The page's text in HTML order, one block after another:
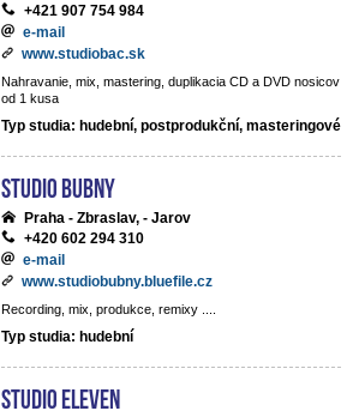
+421 907 754 984
e-mail
www.studiobac.sk
Nahravanie, mix, mastering, duplikacia CD a DVD nosicov
od 1 kusa
Typ studia: hudební, postprodukční, masteringové
Studio BUBNY
Praha - Zbraslav, - Jarov
+420 602 294 310
e-mail
www.studiobubny.bluefile.cz
Recording, mix, produkce, remixy ....
Typ studia: hudební
Studio Eleven